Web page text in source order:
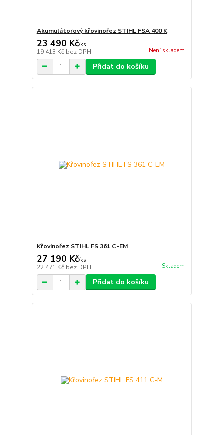
Akumulátorový křovinořez STIHL FSA 400 K
23 490 Kč/ks
19 413 Kč bez DPH Není skladem
Přidat do košíku
Křovinořez STIHL FS 361 C-EM
27 190 Kč/ks
22 471 Kč bez DPH Skladem
Přidat do košíku